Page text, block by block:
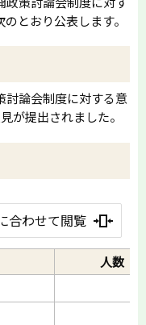
とおり公表します。
討論会制度に対する意
が提出されました。
合わせて閲覧
人数